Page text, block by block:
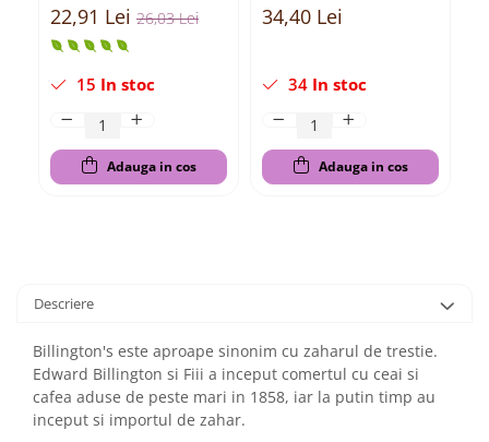
26,03 Lei
22,91 Lei
15 In stoc
Adauga in cos
34,40 Lei
34 In stoc
Adauga in cos
Descriere
Billington's este aproape sinonim cu zaharul de trestie.
Edward Billington si Fiii a inceput comertul cu ceai si
cafea aduse de peste mari in 1858, iar la putin timp au
inceput si importul de zahar.